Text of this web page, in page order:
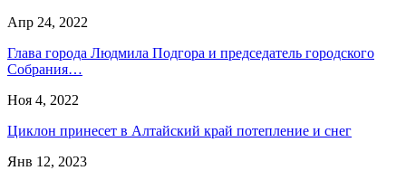
Апр 24, 2022
Глава города Людмила Подгора и председатель городского
Собрания…
Ноя 4, 2022
Циклон принесет в Алтайский край потепление и снег
Янв 12, 2023